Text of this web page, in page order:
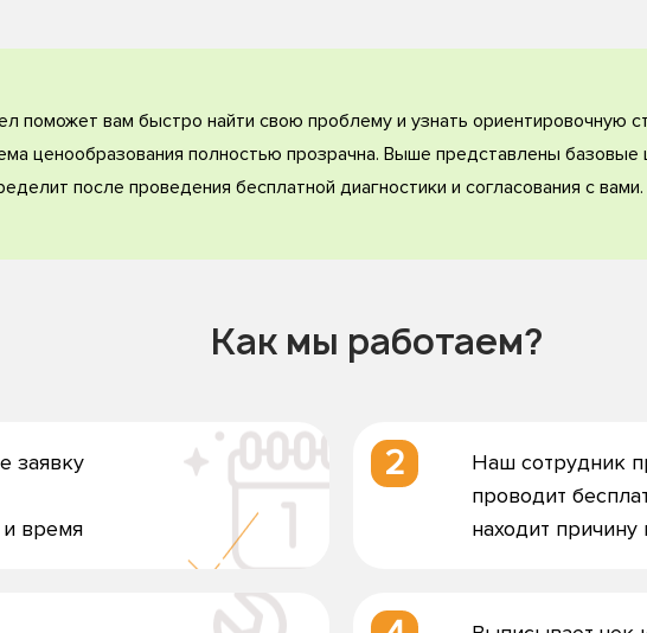
поможет вам быстро найти свою проблему и узнать ориентировочную
ценообразования полностью прозрачна. Выше представлены базовые
после проведения бесплатной диагностики и согласования с вами.
Как мы работаем?
заявку
время
2
Наш сотрудник
проводит
находит